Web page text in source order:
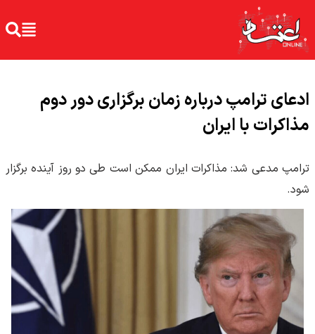
ادعای ترامپ درباره زمان برگزاری دور دوم
مذاکرات با ایران
ترامپ مدعی شد: مذاکرات ایران ممکن است طی دو روز آینده برگزار
شود.